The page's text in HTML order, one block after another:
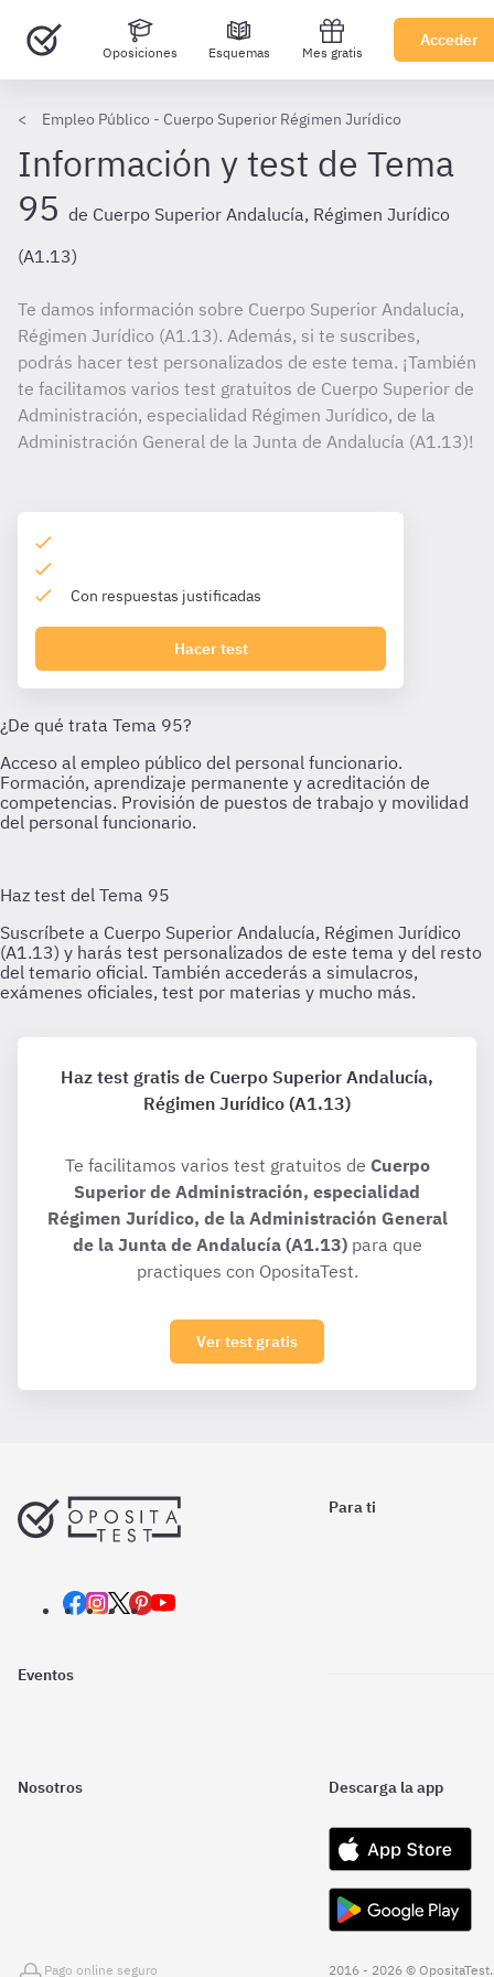
Oposiciones Esquemas Mes gratis
Acceder
Empleo Público - Cuerpo Superior Régimen Jurídico
Información y test de Tema
95 de Cuerpo Superior Andalucía, Régimen Jurídico
(A1.13)
Te damos información sobre Cuerpo Superior Andalucía,
Régimen Jurídico (A1.13). Además, si te suscribes,
podrás hacer test personalizados de este tema. ¡También
te facilitamos varios test gratuitos de Cuerpo Superior de
Administración, especialidad Régimen Jurídico, de la
Administración General de la Junta de Andalucía (A1.13)!
Con respuestas justificadas
Hacer test
Haz test gratis de Cuerpo Superior Andalucía,
Régimen Jurídico (A1.13)
Te facilitamos varios test gratuitos de Cuerpo
Superior de Administración, especialidad
Régimen Jurídico, de la Administración General
de la Junta de Andalucía (A1.13)para que
practiques con OpositaTest.
Ver test gratis
Para ti
Eventos
Nosotros Descarga la app
Pago online seguro 2016 - 2026 © OpositaTest.